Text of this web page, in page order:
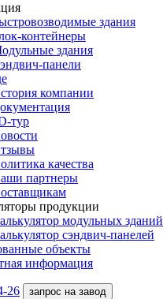
здания
контейнеры
здания
панели
компании
тур
качества
партнеры
продукции
модульных зданий
сэндвич-панелей
объекты
информация
26 запрос на завод